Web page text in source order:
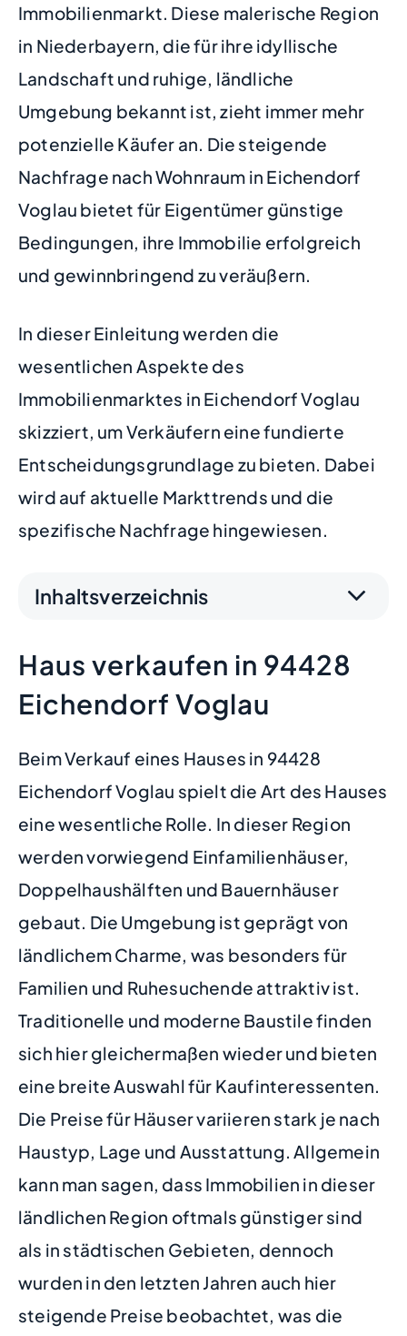
Immobilienmarkt. Diese malerische Region
in Niederbayern, die für ihre idyllische
Landschaft und ruhige, ländliche
Umgebung bekannt ist, zieht immer mehr
potenzielle Käufer an. Die steigende
Nachfrage nach Wohnraum in Eichendorf
Voglau bietet für Eigentümer günstige
Bedingungen, ihre Immobilie erfolgreich
und gewinnbringend zu veräußern.
In dieser Einleitung werden die
wesentlichen Aspekte des
Immobilienmarktes in Eichendorf Voglau
skizziert, um Verkäufern eine fundierte
Entscheidungsgrundlage zu bieten. Dabei
wird auf aktuelle Markttrends und die
spezifische Nachfrage hingewiesen.
Inhaltsverzeichnis
Haus verkaufen in 94428
Eichendorf Voglau
Beim Verkauf eines Hauses in 94428
Eichendorf Voglau spielt die Art des Hauses
eine wesentliche Rolle. In dieser Region
werden vorwiegend Einfamilienhäuser,
Doppelhaushälften und Bauernhäuser
gebaut. Die Umgebung ist geprägt von
ländlichem Charme, was besonders für
Familien und Ruhesuchende attraktiv ist.
Traditionelle und moderne Baustile finden
sich hier gleichermaßen wieder und bieten
eine breite Auswahl für Kaufinteressenten.
Die Preise für Häuser variieren stark je nach
Haustyp, Lage und Ausstattung. Allgemein
kann man sagen, dass Immobilien in dieser
ländlichen Region oftmals günstiger sind
als in städtischen Gebieten, dennoch
wurden in den letzten Jahren auch hier
steigende Preise beobachtet, was die